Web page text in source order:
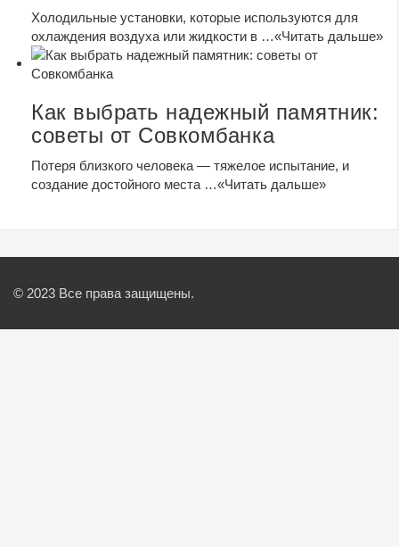
Холодильные установки, которые используются для
охлаждения воздуха или жидкости в …«Читать дальше»
Как выбрать надежный памятник:
советы от Совкомбанка
Потеря близкого человека — тяжелое испытание, и
создание достойного места …«Читать дальше»
© 2023 Все права защищены.